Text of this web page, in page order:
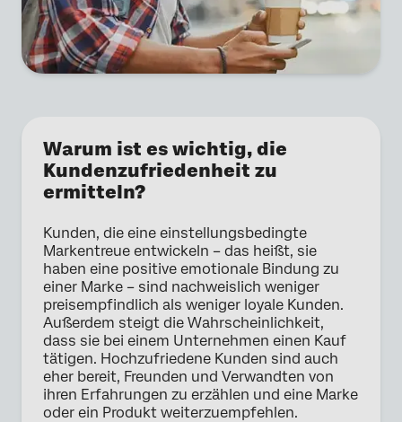
Warum ist es wichtig, die
Kundenzufriedenheit zu
ermitteln?
Kunden, die eine einstellungsbedingte
Markentreue entwickeln – das heißt, sie
haben eine positive emotionale Bindung zu
einer Marke – sind nachweislich weniger
preisempfindlich als weniger loyale Kunden.
Außerdem steigt die Wahrscheinlichkeit,
dass sie bei einem Unternehmen einen Kauf
tätigen. Hochzufriedene Kunden sind auch
eher bereit, Freunden und Verwandten von
ihren Erfahrungen zu erzählen und eine Marke
oder ein Produkt weiterzuempfehlen.